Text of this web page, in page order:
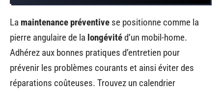
La maintenance préventive se positionne comme la
pierre angulaire de la longévitéd’un mobil-home.
Adhérez aux bonnes pratiques d’entretien pour
prévenir les problèmes courants et ainsi éviter des
réparations coûteuses. Trouvez un calendrier